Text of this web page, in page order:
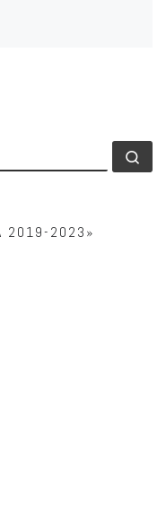
2019-2023»